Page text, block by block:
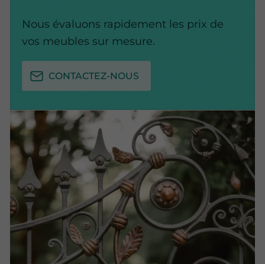
Nous évaluons rapidement les prix de
vos meubles sur mesure.
CONTACTEZ-NOUS